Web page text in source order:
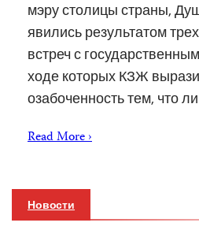
мэру столицы страны,
явились результатом
встреч с
ходе которых КЗЖ
озабоченность тем, что
Read More ›
Новости